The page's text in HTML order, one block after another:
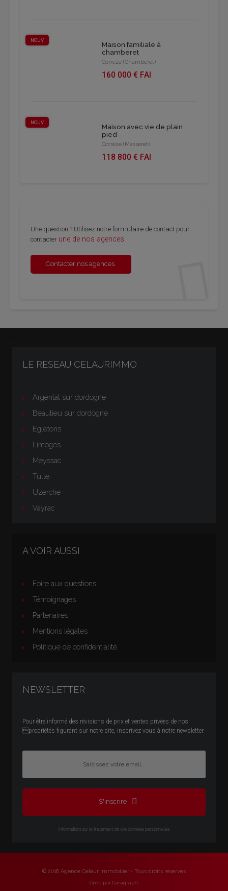
NOUV
Maison familiale à
chamberet
Corrèze (Chamberet)
160 000 € FAI
NOUV
Maison avec vie de plain
pied
Corrèze (Masseret)
118 800 € FAI
Une question ? Utilisez notre formulaire de contact pour
contacter une de nos agences
Contacter nos agences.
LE RESEAU CELAURIMMO
Argentat sur dordogne
Beaulieu sur dordogne
Egletons
Limoges
Meyssac
Tulle
Uzerche
Vayrac
A VOIR AUSSI
Foire aux questions
Témoignages
Partenaires
Mentions légales
Politique de confidentialité
NEWSLETTER
Pour être informé des révisions de prix et ventes privées de nos
propriétés figurant sur notre site, inscrivez vous à notre newsletter.
S'inscrire
Informations sur le traitement de vos données personnelles.
© 2018 Agence Celaur Immobilier • Tous droits réservés
Créé par Caragraph’